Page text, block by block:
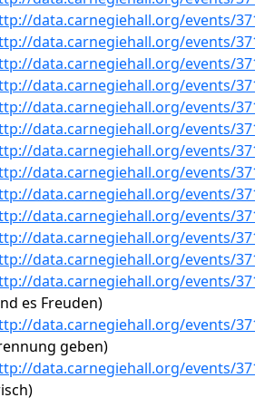
data.carnegiehall.org/events/
data.carnegiehall.org/events/
data.carnegiehall.org/events/
data.carnegiehall.org/events/
data.carnegiehall.org/events/
data.carnegiehall.org/events/
data.carnegiehall.org/events/
data.carnegiehall.org/events/
data.carnegiehall.org/events/
data.carnegiehall.org/events/
data.carnegiehall.org/events/
data.carnegiehall.org/events/
data.carnegiehall.org/events/
es Freuden)
data.carnegiehall.org/events/
geben)
data.carnegiehall.org/events/